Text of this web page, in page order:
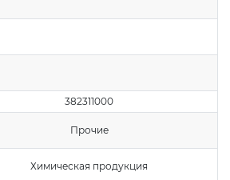
382311000
Прочие
Химическая продукция